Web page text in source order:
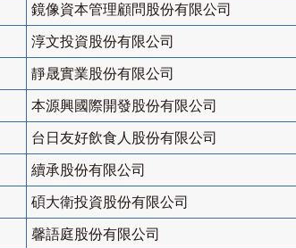
鏡像資本管理顧問股份有限公司
淳文投資股份有限公司
靜晟實業股份有限公司
本源興國際開發股份有限公司
台日友好飲食人股份有限公司
續承股份有限公司
碩大衛投資股份有限公司
馨語庭股份有限公司